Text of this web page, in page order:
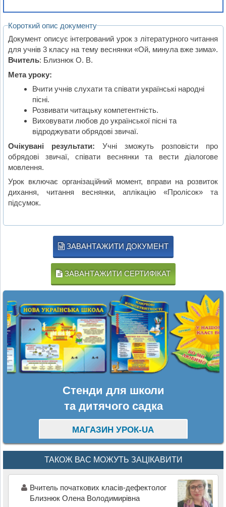
Короткий опис документу
Документ описує інтегрований урок з літературного читання
для учнів 3 класу на тему веснянки «Ой, минула вже зима».
Вчитель: Близнюк О. В.
Мета уроку:
Вчити учнів слухати та співати українські народні
пісні.
Розвивати читацьку компетентність.
Виховувати любов до української пісні та
відроджувати обрядові звичаї.
Очікувані результати: Учні зможуть розповісти про
обрядові звичаї, співати веснянки та вести діалогове
мовлення.
Урок включає організаційний момент, вправи на розвиток
дихання, читання веснянки, аплікацію «Пролісок» та
підсумок.
ЗАВАНТАЖИТИ ДОКУМЕНТ
ЗАВАНТАЖИТИ СЕРТИФІКАТ
Стенди для школи
та дитячого садка
МАГАЗИН УРОК-UA
ТАКОЖ ВАС МОЖУТЬ ЗАЦІКАВИТИ
Вчитель початкових класів-дефектолог
Близнюк Олена Володимирівна